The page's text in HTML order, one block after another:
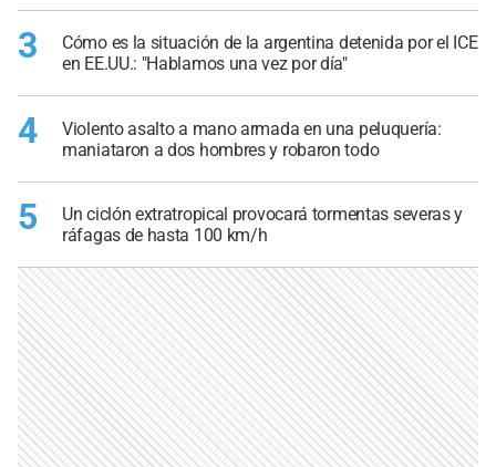
3
Cómo es la situación de la argentina detenida por el ICE
en EE.UU.: "Hablamos una vez por día"
4
Violento asalto a mano armada en una peluquería:
maniataron a dos hombres y robaron todo
5
Un ciclón extratropical provocará tormentas severas y
ráfagas de hasta 100 km/h